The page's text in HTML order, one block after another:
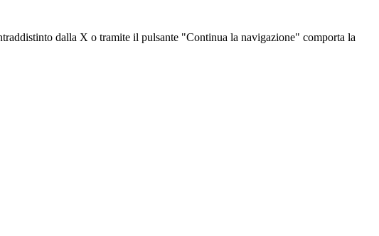
dalla X o tramite il pulsante "Continua la navigazione" comporta la